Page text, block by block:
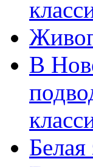
В
Белая